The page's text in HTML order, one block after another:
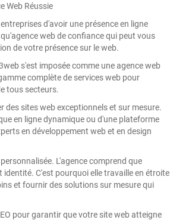
Web Réussie
d'avoir une présence en ligne
web de confiance qui peut vous
de votre présence sur le web.
s'est imposée comme une agence web
complète de services web pour
tous secteurs.
des sites web exceptionnels et sur mesure.
en ligne dynamique ou d'une plateforme
en développement web et en design
L'agence comprend que
C'est pourquoi elle travaille en étroite
et fournir des solutions sur mesure qui
pour garantir que votre site web atteigne